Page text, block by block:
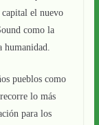
el nuevo
como la
humanidad.
pueblos como
lo más
para los